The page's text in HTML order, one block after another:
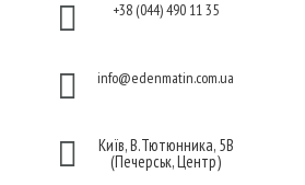
 +38 (044) 490 11 35
 info@edenmatin.com.ua
 Київ, В.Тютюнника, 5В
(Печерськ, Центр)